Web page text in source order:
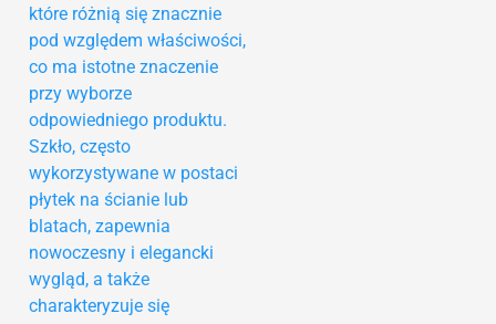
które różnią się znacznie
pod względem właściwości,
co ma istotne znaczenie
przy wyborze
odpowiedniego produktu.
Szkło, często
wykorzystywane w postaci
płytek na ścianie lub
blatach, zapewnia
nowoczesny i elegancki
wygląd, a także
charakteryzuje się